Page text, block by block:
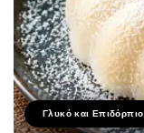
Γλυκό και Επιδόρπιο